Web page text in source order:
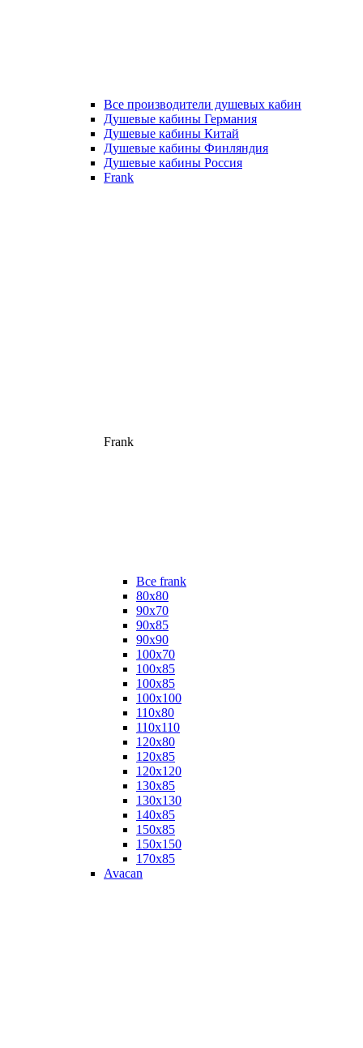
Все производители душевых кабин
Душевые кабины Германия
Душевые кабины Китай
Душевые кабины Финляндия
Душевые кабины Россия
Frank
Frank
Все frank
80х80
90х70
90х85
90х90
100х70
100х85
100х85
100х100
110х80
110х110
120х80
120х85
120х120
130х85
130х130
140х85
150х85
150х150
170х85
Avacan